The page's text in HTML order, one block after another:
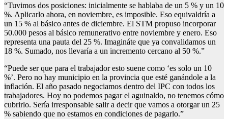
“Tuvimos dos posiciones: inicialmente se hablaba de un 5 % y un 10
%. Aplicarlo ahora, en noviembre, es imposible. Eso equivaldría a
un 15 % al básico antes de diciembre. El STM propuso incorporar
50.000 pesos al básico remunerativo entre noviembre y enero. Eso
representa una pauta del 25 %. Imagináte que ya convalidamos un
18 %. Sumado, nos llevaría a un incremento cercano al 50 %.”
“Puede ser que para el trabajador esto suene como ‘es solo un 10
%’. Pero no hay municipio en la provincia que esté ganándole a la
inflación. El año pasado negociamos dentro del IPC con todos los
trabajadores. Hoy no podemos pagar el aguinaldo, no tenemos cómo
cubrirlo. Sería irresponsable salir a decir que vamos a otorgar un 25
% sabiendo que no estamos en condiciones de pagarlo.”